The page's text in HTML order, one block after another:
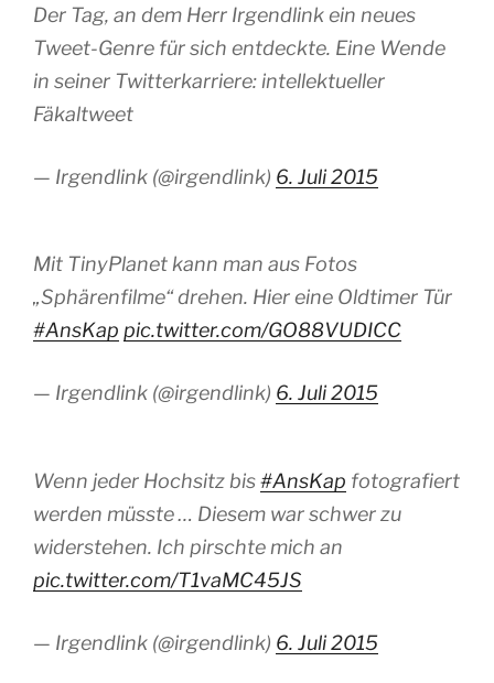
Der Tag, an dem Herr Irgendlink ein neues
Tweet-Genre für sich entdeckte. Eine Wende
in seiner Twitterkarriere: intellektueller
Fäkaltweet
— Irgendlink (@irgendlink) 6. Juli 2015
Mit TinyPlanet kann man aus Fotos
„Sphärenfilme“ drehen. Hier eine Oldtimer Tür
#AnsKap pic.twitter.com/GO88VUDICC
— Irgendlink (@irgendlink) 6. Juli 2015
Wenn jeder Hochsitz bis#AnsKap fotografiert
werden müsste … Diesem war schwer zu
widerstehen. Ich pirschte mich an
pic.twitter.com/T1vaMC45JS
— Irgendlink (@irgendlink) 6. Juli 2015